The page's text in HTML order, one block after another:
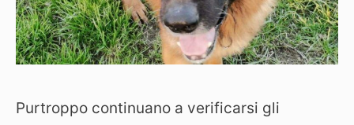
Purtroppo continuano a verificarsi gli